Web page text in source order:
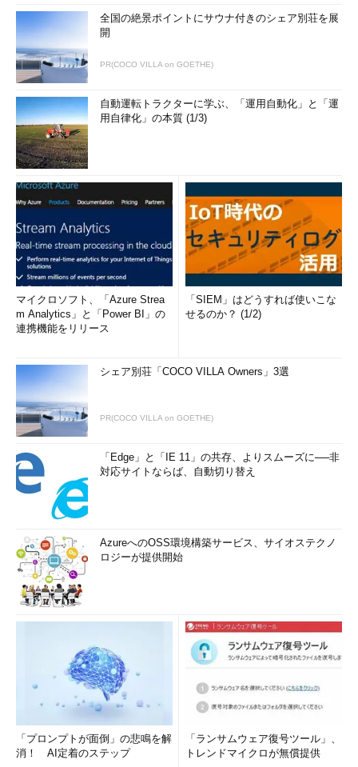
USB 2.0 Mini-A（ミニA）のコネクター
USB 2.0 Mini-B（ミニB）
→ USB 2.0 Mini-B（ミニB）コネクターの解説ページへ
USB 2.0 Mini-B（ミニB）のコネクター
USB 2.0 Mini-AB（ミニAB）
→ USB 2.0 Mini-AB（ミニAB）コネクターの解説ページへ
USB 2.0 Mini-AB（ミニAB）のコネクター
全国の絶景ポイントにサウナ付きのシェア別荘を展
開
PR(COCO VILLA on GOETHE)
自動運転トラクターに学ぶ、「運用自動化」と「運
用自律化」の本質 (1/3)
マイクロソフト、「Azure Strea
m Analytics」と「Power BI」の
連携機能をリリース
「SIEM」はどうすれば使いこな
せるのか？ (1/2)
シェア別荘「COCO VILLA Owners」3選
PR(COCO VILLA on GOETHE)
「Edge」と「IE 11」の共存、よりスムーズに──非
対応サイトならば、自動切り替え
AzureへのOSS環境構築サービス、サイオステクノ
ロジーが提供開始
「プロンプトが面倒」の悲鳴を解
消！ AI定着のステップ
「ランサムウェア復号ツール」、
トレンドマイクロが無償提供